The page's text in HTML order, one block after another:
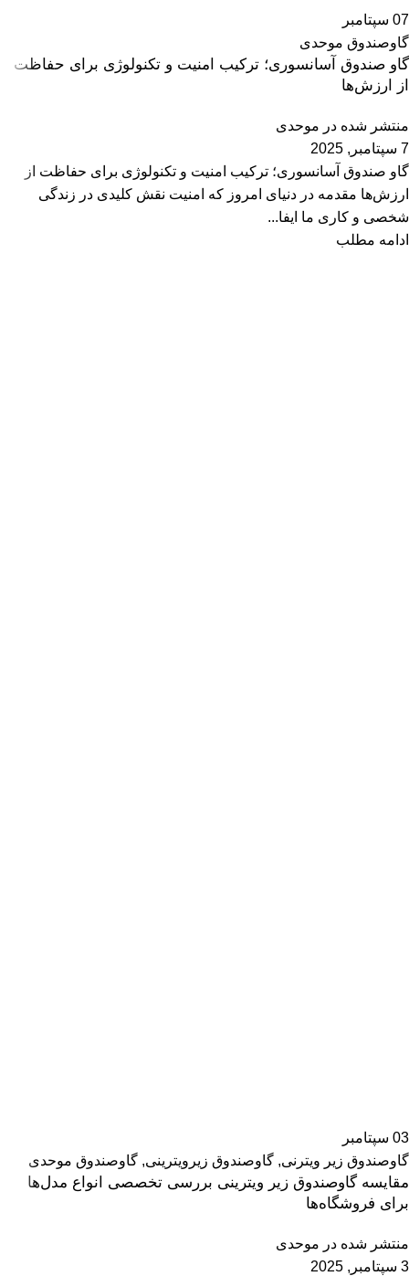
07 سپتامبر
گاوصندوق موحدی
گاو صندوق آسانسوری؛ ترکیب امنیت و تکنولوژی برای حفاظت
از ارزش‌ها
منتشر شده در موحدی
7 سپتامبر, 2025
گاو صندوق آسانسوری؛ ترکیب امنیت و تکنولوژی برای حفاظت از
ارزش‌ها مقدمه در دنیای امروز که امنیت نقش کلیدی در زندگی
شخصی و کاری ما ایفا...
ادامه مطلب
03 سپتامبر
گاوصندوق زیر ویترنی, گاوصندوق زیرویترینی, گاوصندوق موحدی
مقایسه گاوصندوق زیر ویترینی بررسی تخصصی انواع مدل‌ها
برای فروشگاه‌ها
منتشر شده در موحدی
3 سپتامبر, 2025